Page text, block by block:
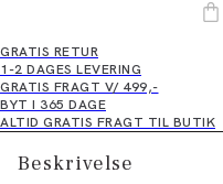
GRATIS RETUR
1-2 DAGES LEVERING
GRATIS FRAGT V/ 499,-
BYT I 365 DAGE
ALTID GRATIS FRAGT TIL BUTIK
Beskrivelse